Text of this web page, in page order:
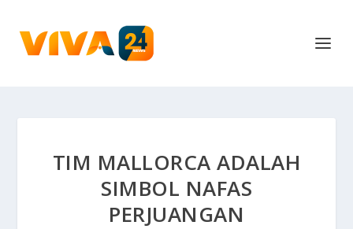
TIM MALLORCA ADALAH
SIMBOL NAFAS
PERJUANGAN